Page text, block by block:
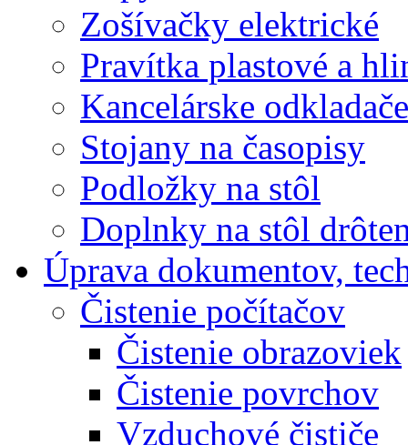
Zošívačky elektrické
Pravítka plastové a
Kancelárske odkladače
Stojany na časopisy
Podložky na stôl
Doplnky na stôl
Úprava dokumentov,
Čistenie počítačov
Čistenie obrazoviek
Čistenie povrchov
Vzduchové čističe